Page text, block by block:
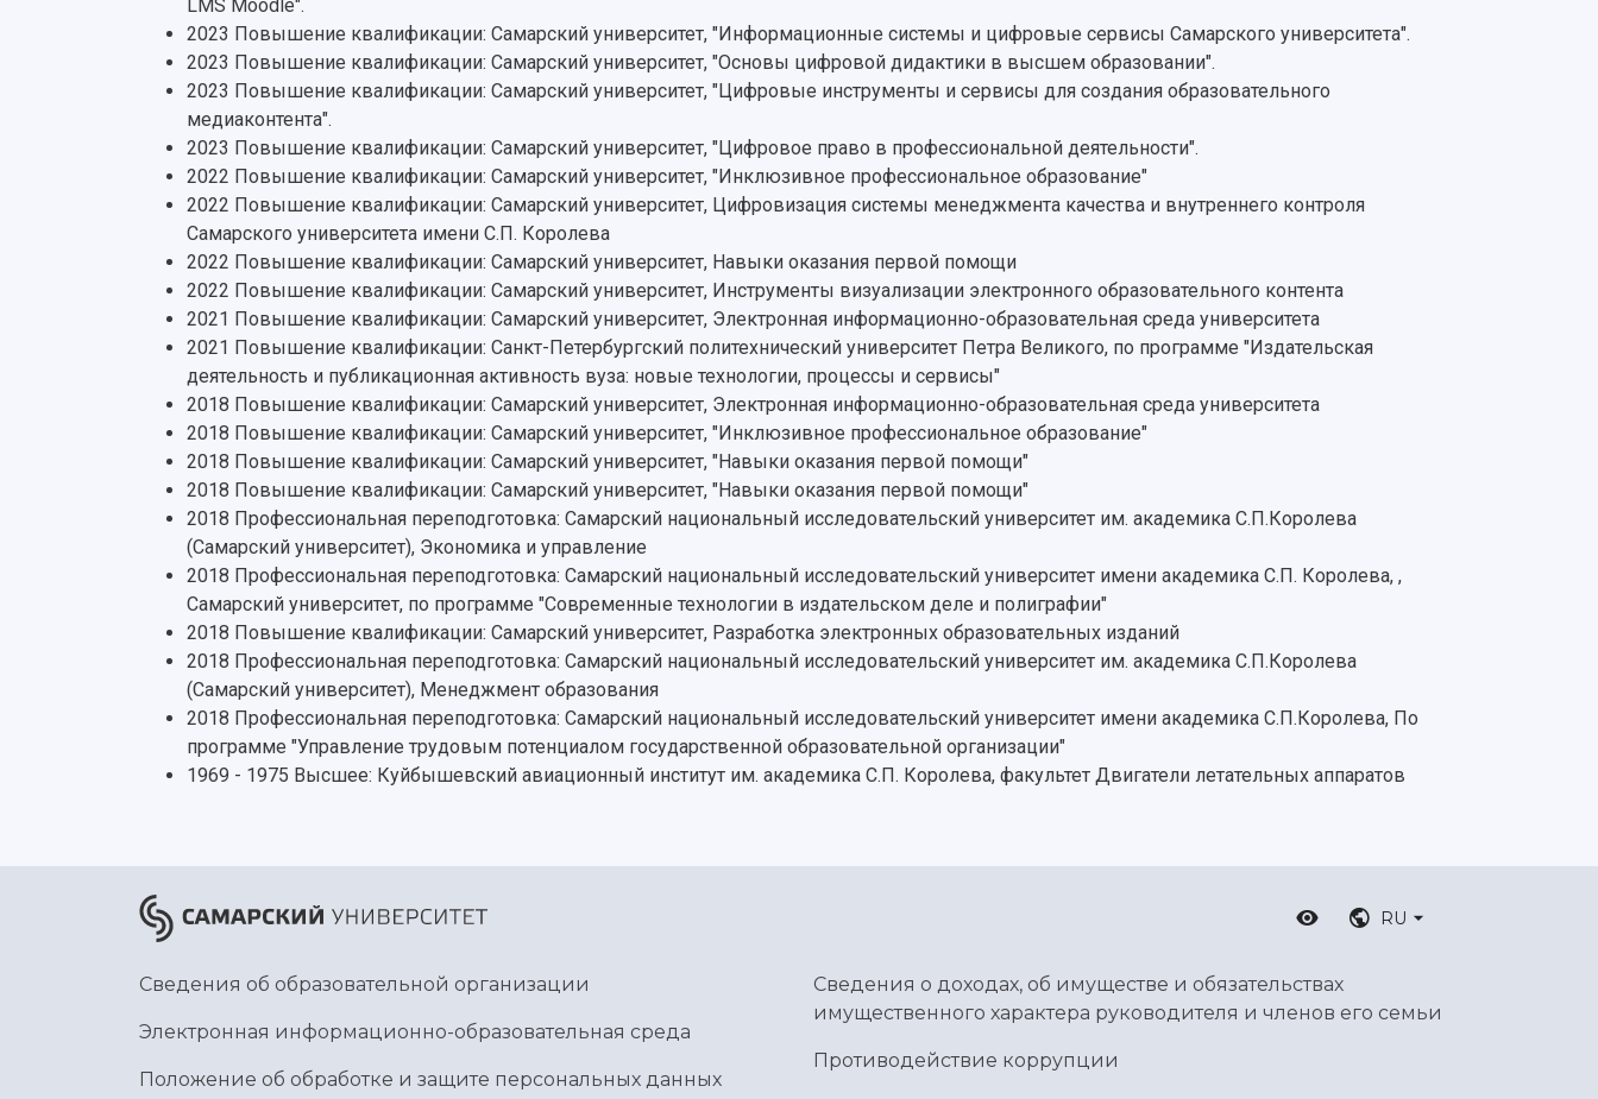
LMS Moodle".
2023 Повышение квалификации: Самарский университет, "Информационные системы и цифровые сервисы Самарского университета".
2023 Повышение квалификации: Самарский университет, "Основы цифровой дидактики в высшем образовании".
2023 Повышение квалификации: Самарский университет, "Цифровые инструменты и сервисы для создания образовательного
медиаконтента".
2023 Повышение квалификации: Самарский университет, "Цифровое право в профессиональной деятельности".
2022 Повышение квалификации: Самарский университет, "Инклюзивное профессиональное образование"
2022 Повышение квалификации: Самарский университет, Цифровизация системы менеджмента качества и внутреннего контроля
Самарского университета имени С.П. Королева
2022 Повышение квалификации: Самарский университет, Навыки оказания первой помощи
2022 Повышение квалификации: Самарский университет, Инструменты визуализации электронного образовательного контента
2021 Повышение квалификации: Самарский университет, Электронная информационно-образовательная среда университета
2021 Повышение квалификации: Санкт-Петербургский политехнический университет Петра Великого, по программе "Издательская
деятельность и публикационная активность вуза: новые технологии, процессы и сервисы"
2018 Повышение квалификации: Самарский университет, Электронная информационно-образовательная среда университета
2018 Повышение квалификации: Самарский университет, "Инклюзивное профессиональное образование"
2018 Повышение квалификации: Самарский университет, "Навыки оказания первой помощи"
2018 Повышение квалификации: Самарский университет, "Навыки оказания первой помощи"
2018 Профессиональная переподготовка: Самарский национальный исследовательский университет им. академика С.П.Королева
(Самарский университет), Экономика и управление
2018 Профессиональная переподготовка: Самарский национальный исследовательский университет имени академика С.П. Королева, ,
Самарский университет, по программе "Современные технологии в издательском деле и полиграфии"
2018 Повышение квалификации: Самарский университет, Разработка электронных образовательных изданий
2018 Профессиональная переподготовка: Самарский национальный исследовательский университет им. академика С.П.Королева
(Самарский университет), Менеджмент образования
2018 Профессиональная переподготовка: Самарский национальный исследовательский университет имени академика С.П.Королева, По
программе "Управление трудовым потенциалом государственной образовательной организации"
1969 - 1975 Высшее: Куйбышевский авиационный институт им. академика С.П. Королева, факультет Двигатели летательных аппаратов
RU
Сведения об образовательной организации
Электронная информационно-образовательная среда
Положение об обработке и защите персональных данных
Сведения о доходах, об имуществе и обязательствах
имущественного характера руководителя и членов его семьи
Противодействие коррупции